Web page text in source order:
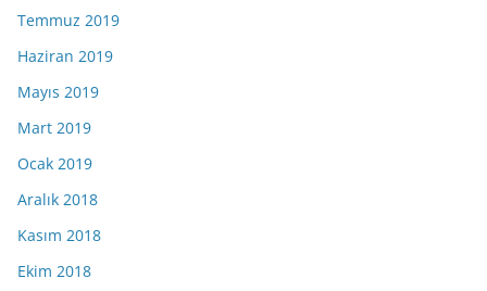
Temmuz 2019
Haziran 2019
Mayıs 2019
Mart 2019
Ocak 2019
Aralık 2018
Kasım 2018
Ekim 2018